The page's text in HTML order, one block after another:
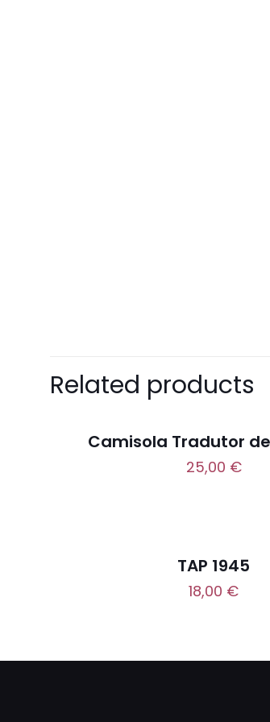
Related products
Camisola Tradutor
25,00 €
TAP 1945
18,00 €